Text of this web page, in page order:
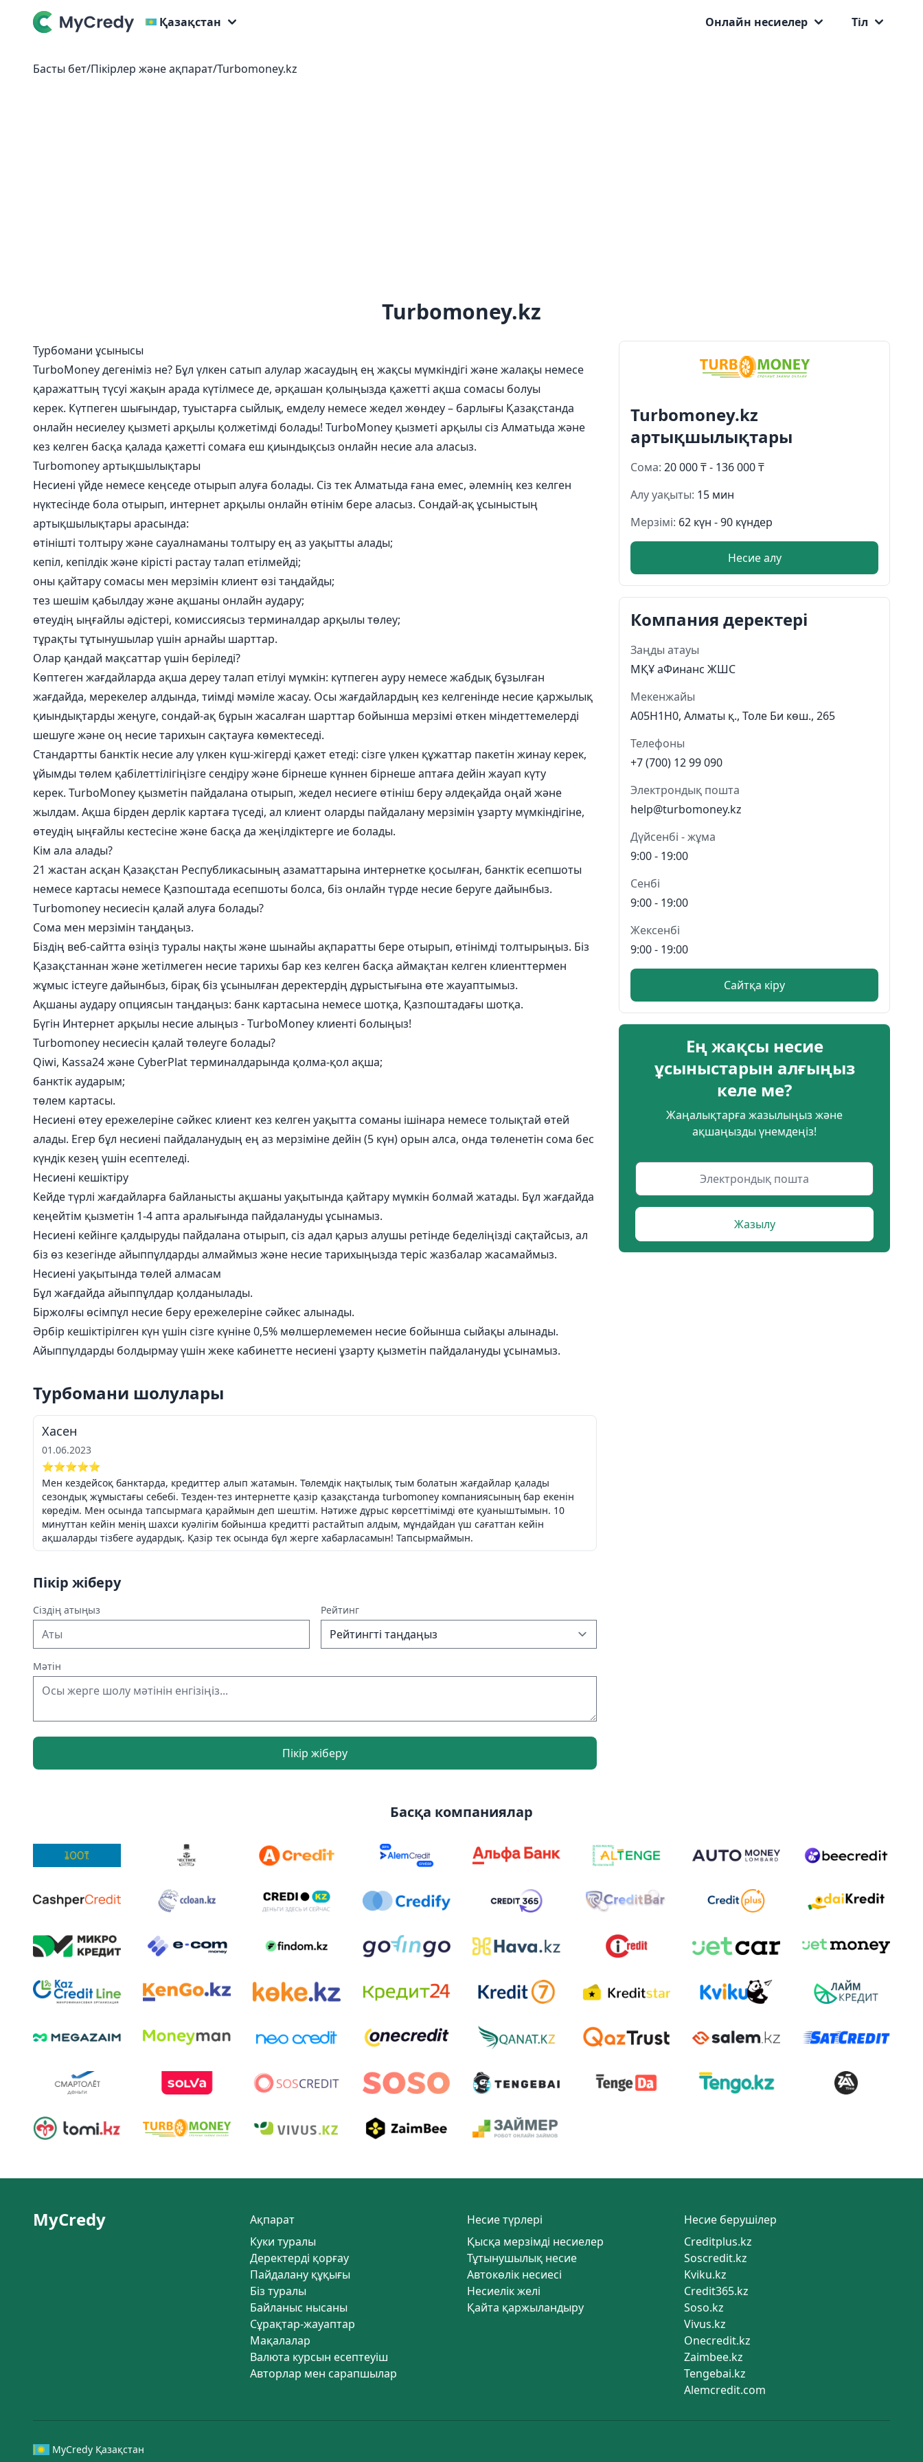
Қазақстан Онлайн несиелер Тіл
Басты бет/Пікірлер және ақпарат/Turbomoney.kz
Turbomoney.kz
Turbomoney.kz
артықшылықтары
Сома:20 000 ₸ - 136 000 ₸
Алу уақыты: 15 мин
Мерзімі: 62 күн - 90 күндер
Несие алу
Компания деректері
Заңды атауы
МҚҰ аФинанс ЖШС
Мекенжайы
A05H1H0, Алматы қ., Толе Би көш., 265
Телефоны
+7 (700) 12 99 090
Электрондық пошта
help@turbomoney.kz
Дүйсенбі - жұма
9:00 - 19:00
Сенбі
9:00 - 19:00
Жексенбі
9:00 - 19:00
Сайтқа кіру
Ең жақсы несие
ұсыныстарын алғыңыз
келе ме?
Жаңалықтарға жазылыңыз және
ақшаңызды үнемдеңіз!
Жазылу
Турбомани ұсынысы
TurboMoney дегеніміз не? Бұл үлкен сатып алулар жасаудың ең жақсы мүмкіндігі және жалақы немесе
қаражаттың түсуі жақын арада күтілмесе де, әрқашан қолыңызда қажетті ақша сомасы болуы
керек. Күтпеген шығындар, туыстарға сыйлық, емделу немесе жедел жөндеу – барлығы Қазақстанда
онлайн несиелеу қызметі арқылы қолжетімді болады! TurboMoney қызметі арқылы сіз Алматыда және
кез келген басқа қалада қажетті сомаға еш қиындықсыз онлайн несие ала аласыз.
Turbomoney артықшылықтары
Несиені үйде немесе кеңседе отырып алуға болады. Сіз тек Алматыда ғана емес, әлемнің кез келген
нүктесінде бола отырып, интернет арқылы онлайн өтінім бере аласыз. Сондай-ақ ұсыныстың
артықшылықтары арасында:
өтінішті толтыру және сауалнаманы толтыру ең аз уақытты алады;
кепіл, кепілдік және кірісті растау талап етілмейді;
оны қайтару сомасы мен мерзімін клиент өзі таңдайды;
тез шешім қабылдау және ақшаны онлайн аудару;
өтеудің ыңғайлы әдістері, комиссиясыз терминалдар арқылы төлеу;
тұрақты тұтынушылар үшін арнайы шарттар.
Олар қандай мақсаттар үшін беріледі?
Көптеген жағдайларда ақша дереу талап етілуі мүмкін: күтпеген ауру немесе жабдық бұзылған
жағдайда, мерекелер алдында, тиімді мәміле жасау. Осы жағдайлардың кез келгенінде несие қаржылық
қиындықтарды жеңуге, сондай-ақ бұрын жасалған шарттар бойынша мерзімі өткен міндеттемелерді
шешуге және оң несие тарихын сақтауға көмектеседі.
Стандартты банктік несие алу үлкен күш-жігерді қажет етеді: сізге үлкен құжаттар пакетін жинау керек,
ұйымды төлем қабілеттілігіңізге сендіру және бірнеше күннен бірнеше аптаға дейін жауап күту
керек. TurboMoney қызметін пайдалана отырып, жедел несиеге өтініш беру әлдеқайда оңай және
жылдам. Ақша бірден дерлік картаға түседі, ал клиент оларды пайдалану мерзімін ұзарту мүмкіндігіне,
өтеудің ыңғайлы кестесіне және басқа да жеңілдіктерге ие болады.
Кім ала алады?
21 жастан асқан Қазақстан Республикасының азаматтарына интернетке қосылған, банктік есепшоты
немесе картасы немесе Қазпоштада есепшоты болса, біз онлайн түрде несие беруге дайынбыз.
Тurbomoney несиесін қалай алуға болады?
Сома мен мерзімін таңдаңыз.
Біздің веб-сайтта өзіңіз туралы нақты және шынайы ақпаратты бере отырып, өтінімді толтырыңыз. Біз
Қазақстаннан және жетілмеген несие тарихы бар кез келген басқа аймақтан келген клиенттермен
жұмыс істеуге дайынбыз, бірақ біз ұсынылған деректердің дұрыстығына өте жауаптымыз.
Ақшаны аудару опциясын таңдаңыз: банк картасына немесе шотқа, Қазпоштадағы шотқа.
Бүгін Интернет арқылы несие алыңыз - TurboMoney клиенті болыңыз!
Turbomoney несиесін қалай төлеуге болады?
Qiwi, Kassa24 және CyberPlat терминалдарында қолма-қол ақша;
банктік аударым;
төлем картасы.
Несиені өтеу ережелеріне сәйкес клиент кез келген уақытта соманы ішінара немесе толықтай өтей
алады. Егер бұл несиені пайдаланудың ең аз мерзіміне дейін (5 күн) орын алса, онда төленетін сома бес
күндік кезең үшін есептеледі.
Несиені кешіктіру
Кейде түрлі жағдайларға байланысты ақшаны уақытында қайтару мүмкін болмай жатады. Бұл жағдайда
кеңейтім қызметін 1-4 апта аралығында пайдалануды ұсынамыз.
Несиені кейінге қалдыруды пайдалана отырып, сіз адал қарыз алушы ретінде беделіңізді сақтайсыз, ал
біз өз кезегінде айыппұлдарды алмаймыз және несие тарихыңызда теріс жазбалар жасамаймыз.
Несиені уақытында төлей алмасам
Бұл жағдайда айыппұлдар қолданылады.
Біржолғы өсімпұл несие беру ережелеріне сәйкес алынады.
Әрбір кешіктірілген күн үшін сізге күніне 0,5% мөлшерлемемен несие бойынша сыйақы алынады.
Айыппұлдарды болдырмау үшін жеке кабинетте несиені ұзарту қызметін пайдалануды ұсынамыз.
Турбомани шолулары
Хасен
01.06.2023
⭐⭐⭐⭐⭐
Мен кездейсоқ банктарда, кредиттер алып жатамын. Төлемдік нақтылық тым болатын жағдайлар қалады
сезондық жұмыстағы себебі. Тезден-тез интернетте қазір қазақстанда turbomoney компаниясының бар екенін
көредім. Мен осында тапсырмага қараймын деп шештім. Нәтиже дұрыс көрсеттімімді өте қуаныштымын. 10
минуттан кейін менің шахси куәлігім бойынша кредитті растайтып алдым, мұндайдан үш сағаттан кейін
ақшаларды тізбеге аудардық. Қазір тек осында бұл жерге хабарласамын! Тапсырмаймын.
Пікір жіберу
Сіздің атыңыз Рейтинг
Мәтін
Пікір жіберу
Басқа компаниялар
MyCredy
Ақпарат
Куки туралы
Деректерді қорғау
Пайдалану құқығы
Біз туралы
Байланыс нысаны
Сұрақтар-жауаптар
Мақалалар
Валюта курсын есептеуіш
Авторлар мен сарапшылар
Несие түрлері
Қысқа мерзімді несиелер
Тұтынушылық несие
Автокөлік несиесі
Несиелік желі
Қайта қаржыландыру
Несие берушілер
Creditplus.kz
Soscredit.kz
Kviku.kz
Credit365.kz
Soso.kz
Vivus.kz
Onecredit.kz
Zaimbee.kz
Tengebai.kz
Alemcredit.com
MyCredy Қазақстан